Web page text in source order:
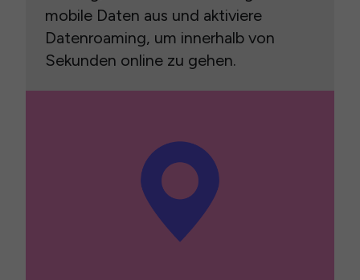
mobile Daten aus und aktiviere
Datenroaming, um innerhalb von
Sekunden online zu gehen.